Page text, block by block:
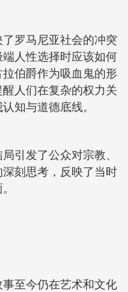
罗马尼亚社会的冲突
人性选择时应该如何
伯爵作为吸血鬼的形
人们在复杂的权力关
知与道德底线。
引发了公众对宗教、
刻思考，反映了当时
至今仍在艺术和文化